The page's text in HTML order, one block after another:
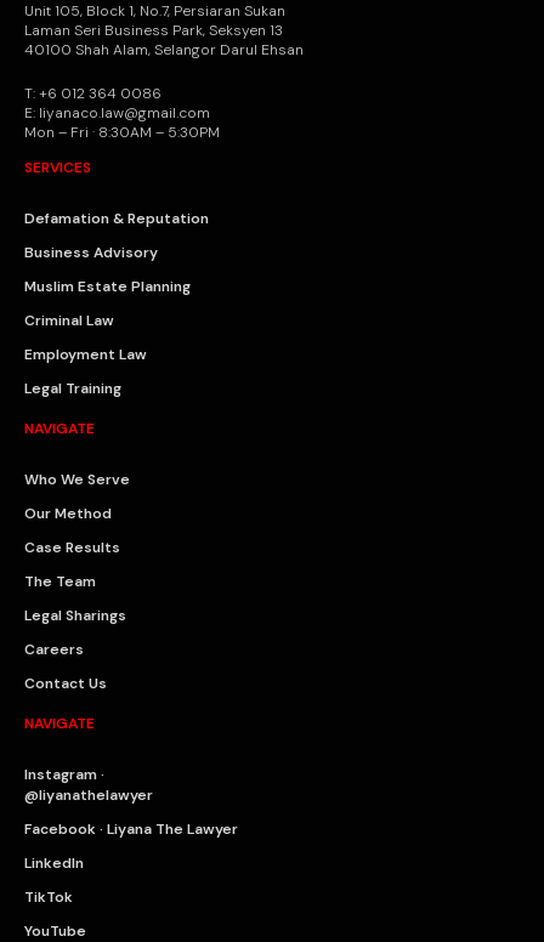
Unit 105, Block 1, No.7, Persiaran Sukan
Laman Seri Business Park, Seksyen 13
40100 Shah Alam, Selangor Darul Ehsan
T: +6 012 364 0086
E: liyanaco.law@gmail.com
Mon – Fri · 8:30AM – 5:30PM
SERVICES
Defamation & Reputation
Business Advisory
Muslim Estate Planning
Criminal Law
Employment Law
Legal Training
NAVIGATE
Who We Serve
Our Method
Case Results
The Team
Legal Sharings
Careers
Contact Us
NAVIGATE
Instagram ·
@liyanathelawyer
Facebook · Liyana The Lawyer
LinkedIn
TikTok
YouTube